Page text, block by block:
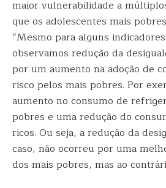
maior vulnerabilidade a
que os adolescentes mais
“Mesmo para alguns
observamos redução da
por um aumento na adoção de
risco pelos mais pobres. Por
aumento no consumo de
pobres e uma redução do
ricos. Ou seja, a redução da
caso, não ocorreu por uma
dos mais pobres, mas ao